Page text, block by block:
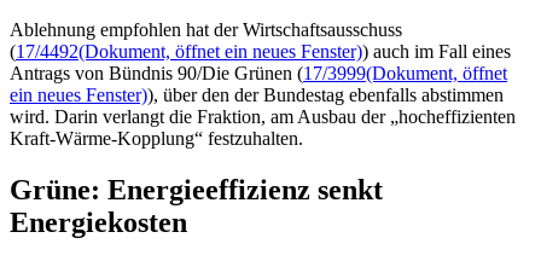
Ablehnung empfohlen hat der Wirtschaftsausschuss
(17/4492(Dokument, öffnet ein neues Fenster)) auch im Fall eines
Antrags von Bündnis 90/Die Grünen (17/3999(Dokument, öffnet
ein neues Fenster)), über den der Bundestag ebenfalls abstimmen
wird. Darin verlangt die Fraktion, am Ausbau der „hocheffizienten
Kraft-Wärme-Kopplung“ festzuhalten.
Grüne: Energieeffizienz senkt
Energiekosten